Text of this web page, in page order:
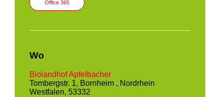
Office 365
Wo
Biolandhof Apfelbacher
Tombergstr. 1, Bornheim , Nordrhein
Westfalen, 53332